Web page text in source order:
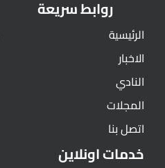
روابط سريعة
الرئيسية
الاخبار
النادي
المجلات
اتصل بنا
خدمات اونلاين